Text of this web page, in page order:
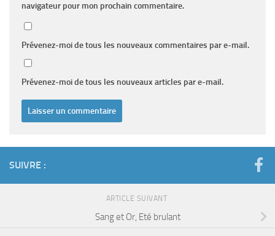
navigateur pour mon prochain commentaire.
Prévenez-moi de tous les nouveaux commentaires par e-mail.
Prévenez-moi de tous les nouveaux articles par e-mail.
SUIVRE :
ARTICLE SUIVANT
Sang et Or, Eté brulant